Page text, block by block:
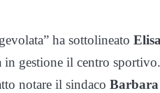
ha sottolineato
in gestione il centro
notare il sindaco